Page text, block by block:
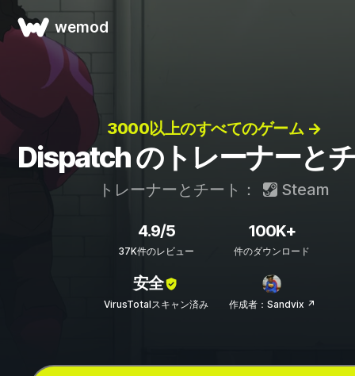
wemod
3000以上のすべてのゲーム →
Dispatch のトレーナーと
トレーナーとチート： Steam
4.9/5
37K件のレビュー
100K+
件のダウンロード
安全
VirusTotalスキャン済み 作成者：Sandvix ↗